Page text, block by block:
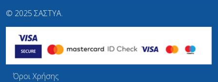
© 2025 ΣΑΣΤΥΑ.
Όροι Χρήσης